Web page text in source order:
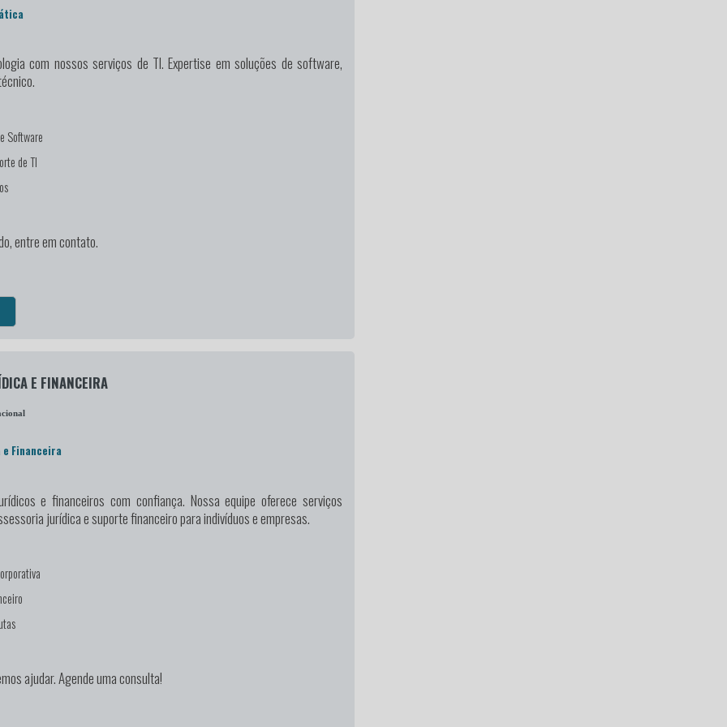
com nossos serviços de TI. Expertise em soluções de software,
Software
de TI
entre em contato.
E FINANCEIRA
Financeira
e financeiros com confiança. Nossa equipe oferece serviços
jurídica e suporte financeiro para indivíduos e empresas.
ajudar. Agende uma consulta!